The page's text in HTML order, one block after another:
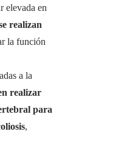
elevada en
realizan
la función
a la
realizar
para
,